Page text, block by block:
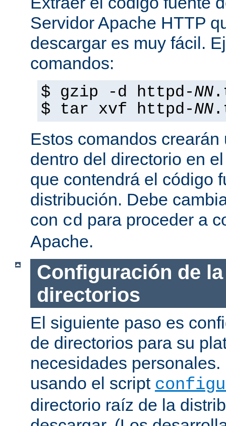
Servidor Apache HTTP
descargar es muy fácil.
comandos:
$ gzip -d httpd-NN
$ tar xvf httpd-NN
Estos comandos
dentro del directorio en
que contendrá el código
distribución. Debe
con cd para proceder a
Apache.
Configuración de
directorios
El siguiente paso es
de directorios para su
necesidades
usando el script
directorio raíz de la